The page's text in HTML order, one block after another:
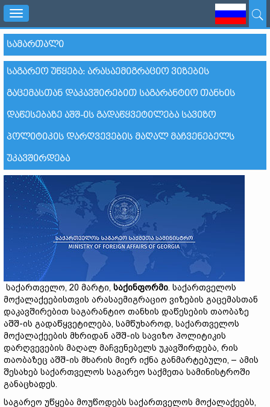
Toggle
navigation
ᲡᲐᲛᲐᲠᲗᲐᲚᲘ
ᲡᲐᲒᲐᲠᲔᲝ ᲣᲬᲧᲔᲑᲐ: ᲐᲠᲐᲡᲐᲔᲛᲘᲒᲠᲐᲪᲘᲝ ᲕᲘᲖᲔᲑᲘᲡ
ᲒᲐᲪᲔᲛᲐᲡᲗᲐᲜ ᲓᲐᲙᲐᲕᲨᲘᲠᲔᲑᲘᲗ ᲡᲐᲒᲐᲠᲐᲜᲢᲘᲝ ᲗᲐᲜᲮᲘᲡ
ᲓᲐᲬᲔᲡᲔᲑᲐᲖᲔ ᲐᲨᲨ-ᲘᲡ ᲒᲐᲓᲐᲬᲧᲕᲔᲢᲘᲚᲔᲑᲐ ᲡᲐᲕᲘᲖᲝ
ᲞᲝᲚᲘᲢᲘᲙᲘᲡ ᲓᲐᲠᲦᲕᲔᲕᲔᲑᲘᲡ ᲛᲐᲦᲐᲚ ᲛᲐᲩᲕᲔᲜᲔᲑᲔᲚᲡ
ᲣᲙᲐᲕᲨᲘᲠᲓᲔᲑᲐ
საქართველო, 20 მარტი, საქინფორმი. საქართველოს
მოქალაქეებისთვის არასაემიგრაციო ვიზების გაცემასთან
დაკავშირებით საგარანტიო თანხის დაწესების თაობაზე
აშშ-ის გადაწყვეტილება, სამწუხაროდ, საქართველოს
მოქალაქეების მხრიდან აშშ-ის სავიზო პოლიტიკის
დარღვევების მაღალ მაჩვენებელს უკავშირდება, რის
თაობაზეც აშშ-ის მხარის მიერ იქნა განმარტებული, – ამის
შესახებ საქართველოს საგარეო საქმეთა სამინისტროში
განაცხადეს.
საგარეო უწყება მოუწოდებს საქართველოს მოქალაქეებს,